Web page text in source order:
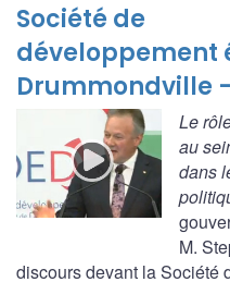
Société de
développement
Drummondville
Le
au
dans
M.
discours devant la Société